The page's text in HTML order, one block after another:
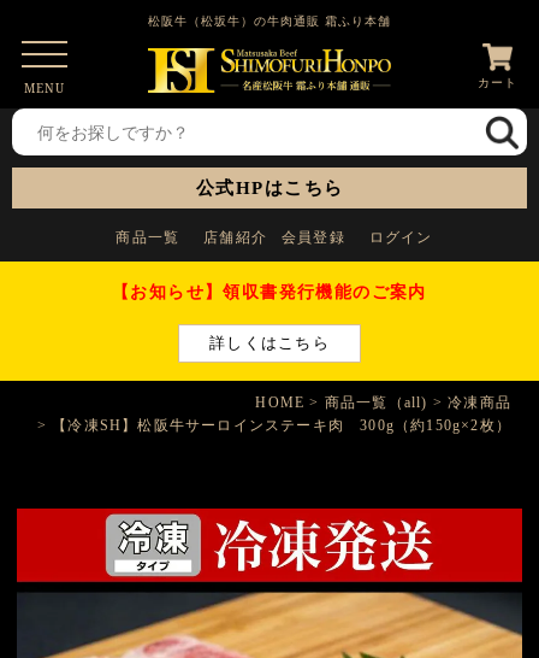
松阪牛（松坂牛）の牛肉通販 霜ふり本舗
カート
MENU
公式HPはこちら
商品一覧 店舗紹介 会員登録 ログイン
【お知らせ】領収書発行機能のご案内
詳しくはこちら
HOME 商品一覧（all)
冷凍商品
【冷凍SH】松阪牛サーロインステーキ肉 300g（約150g×2枚）